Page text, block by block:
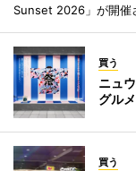
Sunset 2026」が開催
買う
ニュ
グル
買う